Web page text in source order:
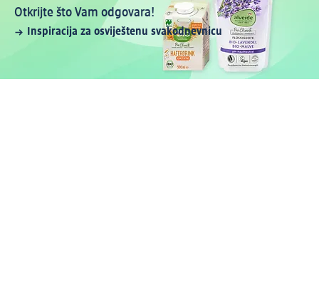
Otkrijte što Vam odgovara!
Inspiracija za osviještenu svakodnevnicu